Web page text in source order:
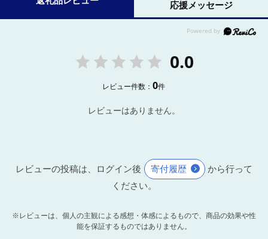
応援メッセージ
0.0
レビュー件数：0件
レビューはありません。
レビューの投稿は、ログイン後 寄付履歴
から行って
ください。
※レビューは、個人の主観による感想・体感によるもので、商品の効果や性
能を保証するものではありません。